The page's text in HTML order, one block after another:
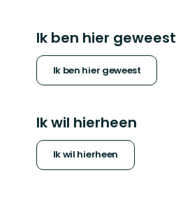
Ik ben hier geweest
Ik ben hier geweest
Ik wil hierheen
Ik wil hierheen